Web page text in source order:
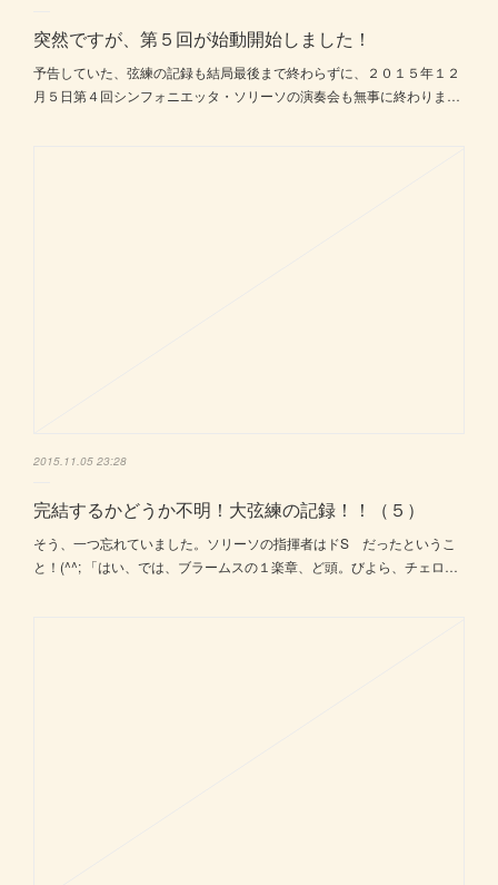
突然ですが、第５回が始動開始しました！
予告していた、弦練の記録も結局最後まで終わらずに、２０１５年１２
月５日第４回シンフォニエッタ・ソリーソの演奏会も無事に終わりま…
2015.11.05 23:28
完結するかどうか不明！大弦練の記録！！（５）
そう、一つ忘れていました。ソリーソの指揮者はドS だったというこ
と！(^^; 「はい、では、ブラームスの１楽章、ど頭。びよら、チェロ…